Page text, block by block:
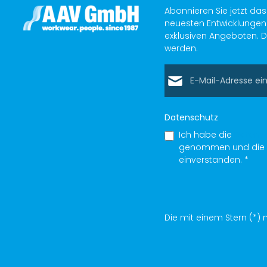
Abonnieren Sie jetzt
neuesten
exklusiven Angeboten.
werden.
Datenschutz
Ich habe die
genommen und die
einverstanden. *
Die mit einem Stern (*)